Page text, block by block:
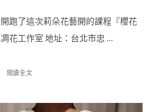
跑了這次莉朵花藝開的課程『櫻花
花工作室 地址：台北市忠 …
閱讀全文